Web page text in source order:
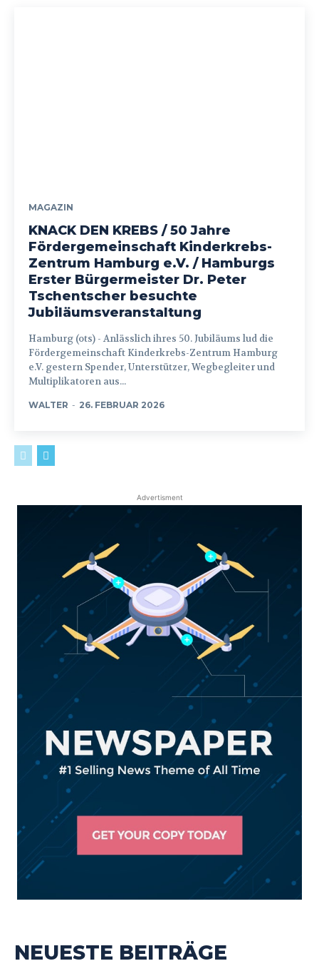
MAGAZIN
KNACK DEN KREBS / 50 Jahre
Fördergemeinschaft Kinderkrebs-
Zentrum Hamburg e.V. / Hamburgs
Erster Bürgermeister Dr. Peter
Tschentscher besuchte
Jubiläumsveranstaltung
Hamburg (ots) - Anlässlich ihres 50. Jubiläums lud die
Fördergemeinschaft Kinderkrebs-Zentrum Hamburg
e.V. gestern Spender, Unterstützer, Wegbegleiter und
Multiplikatoren aus...
WALTER - 26. FEBRUAR 2026
Advertisment
NEUESTE BEITRÄGE